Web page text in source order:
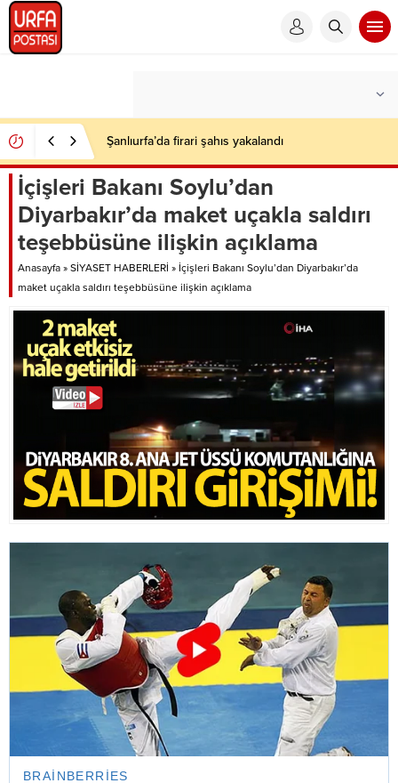
Şanlıurfa’da firari şahıs yakalandı
İçişleri Bakanı Soylu’dan
Diyarbakır’da maket uçakla saldırı
teşebbüsüne ilişkin açıklama
Anasayfa » SİYASET HABERLERİ » İçişleri Bakanı Soylu’dan Diyarbakır’da
maket uçakla saldırı teşebbüsüne ilişkin açıklama